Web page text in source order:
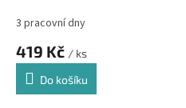
3 pracovní dny
419 Kč / ks
Do košíku